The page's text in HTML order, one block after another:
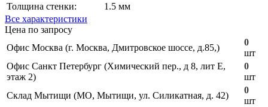
Толщина стенки:
1.5 мм
Все характеристики
Цена по запросу
Офис Москва (г. Москва, Дмитровское шоссе, д.85,)
0
шт
Офис Санкт Петербург (Химический пер., д 8, лит Е,
этаж 2)
0
шт
Склад Мытищи (МО, Мытищи, ул. Силикатная, д. 42)
0
шт